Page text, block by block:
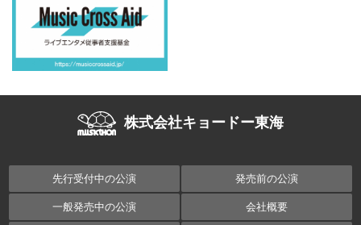
株式会社キョードー東海
先行受付中の公演 発売前の公演
一般発売中の公演 会社概要